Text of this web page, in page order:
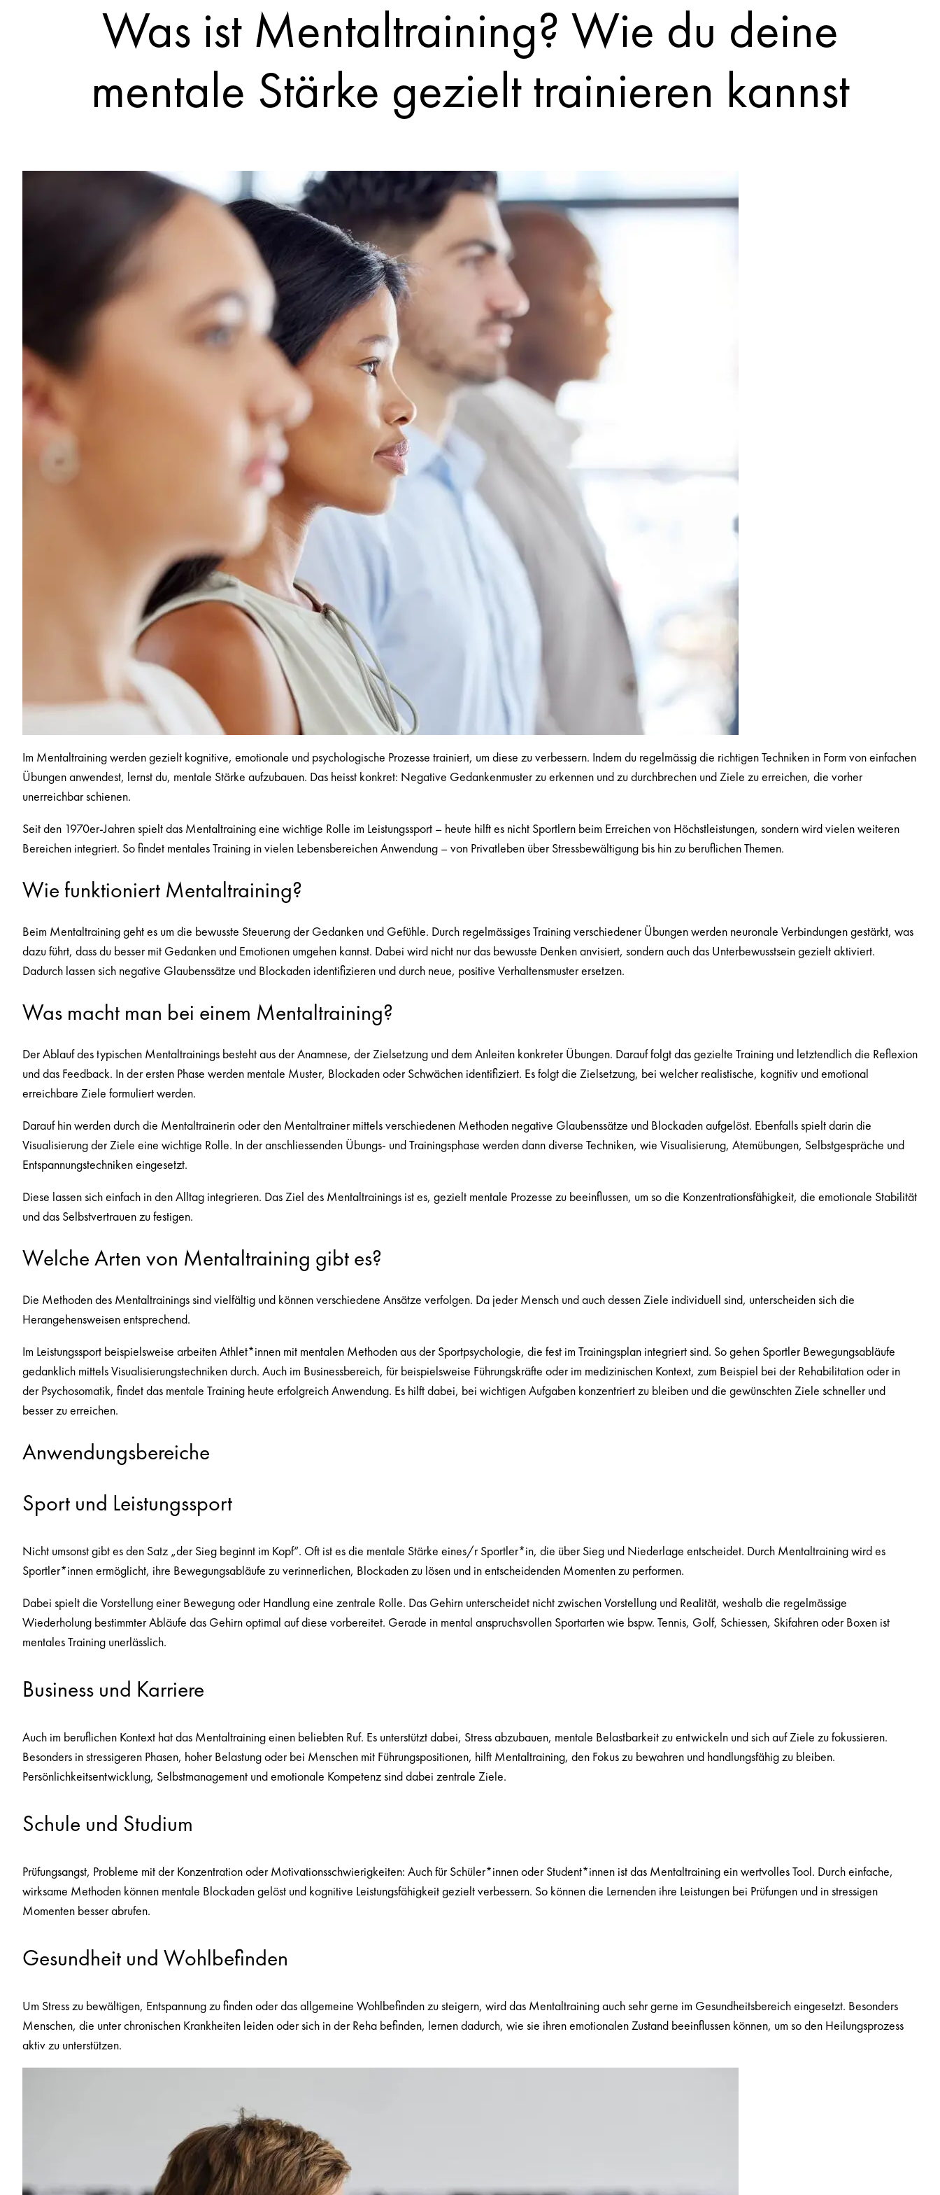
Was ist Mentaltraining? Wie du deine
mentale Stärke gezielt trainieren kannst
Im Mentaltraining werden gezielt kognitive, emotionale und psychologische Prozesse trainiert, um diese zu verbessern. Indem du regelmässig die richtigen Techniken in Form von einfachen
Übungen anwendest, lernst du, mentale Stärke aufzubauen. Das heisst konkret: Negative Gedankenmuster zu erkennen und zu durchbrechen und Ziele zu erreichen, die vorher
unerreichbar schienen.
Seit den 1970er-Jahren spielt das Mentaltraining eine wichtige Rolle im Leistungssport – heute hilft es nicht Sportlern beim Erreichen von Höchstleistungen, sondern wird vielen weiteren
Bereichen integriert. So findet mentales Training in vielen Lebensbereichen Anwendung – von Privatleben über Stressbewältigung bis hin zu beruflichen Themen.
Wie funktioniert Mentaltraining?
Beim Mentaltraining geht es um die bewusste Steuerung der Gedanken und Gefühle. Durch regelmässiges Training verschiedener Übungen werden neuronale Verbindungen gestärkt, was
dazu führt, dass du besser mit Gedanken und Emotionen umgehen kannst. Dabei wird nicht nur das bewusste Denken anvisiert, sondern auch das Unterbewusstsein gezielt aktiviert.
Dadurch lassen sich negative Glaubenssätze und Blockaden identifizieren und durch neue, positive Verhaltensmuster ersetzen.
Was macht man bei einem Mentaltraining?
Der Ablauf des typischen Mentaltrainings besteht aus der Anamnese, der Zielsetzung und dem Anleiten konkreter Übungen. Darauf folgt das gezielte Training und letztendlich die Reflexion
und das Feedback. In der ersten Phase werden mentale Muster, Blockaden oder Schwächen identifiziert. Es folgt die Zielsetzung, bei welcher realistische, kognitiv und emotional
erreichbare Ziele formuliert werden.
Darauf hin werden durch die Mentaltrainerin oder den Mentaltrainer mittels verschiedenen Methoden negative Glaubenssätze und Blockaden aufgelöst. Ebenfalls spielt darin die
Visualisierung der Ziele eine wichtige Rolle. In der anschliessenden Übungs- und Trainingsphase werden dann diverse Techniken, wie Visualisierung, Atemübungen, Selbstgespräche und
Entspannungstechniken eingesetzt.
Diese lassen sich einfach in den Alltag integrieren. Das Ziel des Mentaltrainings ist es, gezielt mentale Prozesse zu beeinflussen, um so die Konzentrationsfähigkeit, die emotionale Stabilität
und das Selbstvertrauen zu festigen.
Welche Arten von Mentaltraining gibt es?
Die Methoden des Mentaltrainings sind vielfältig und können verschiedene Ansätze verfolgen. Da jeder Mensch und auch dessen Ziele individuell sind, unterscheiden sich die
Herangehensweisen entsprechend.
Im Leistungssport beispielsweise arbeiten Athlet*innen mit mentalen Methoden aus der Sportpsychologie, die fest im Trainingsplan integriert sind. So gehen Sportler Bewegungsabläufe
gedanklich mittels Visualisierungstechniken durch. Auch im Businessbereich, für beispielsweise Führungskräfte oder im medizinischen Kontext, zum Beispiel bei der Rehabilitation oder in
der Psychosomatik, findet das mentale Training heute erfolgreich Anwendung. Es hilft dabei, bei wichtigen Aufgaben konzentriert zu bleiben und die gewünschten Ziele schneller und
besser zu erreichen.
Anwendungsbereiche
Sport und Leistungssport
Nicht umsonst gibt es den Satz „der Sieg beginnt im Kopf“. Oft ist es die mentale Stärke eines/r Sportler*in, die über Sieg und Niederlage entscheidet. Durch Mentaltraining wird es
Sportler*innen ermöglicht, ihre Bewegungsabläufe zu verinnerlichen, Blockaden zu lösen und in entscheidenden Momenten zu performen.
Dabei spielt die Vorstellung einer Bewegung oder Handlung eine zentrale Rolle. Das Gehirn unterscheidet nicht zwischen Vorstellung und Realität, weshalb die regelmässige
Wiederholung bestimmter Abläufe das Gehirn optimal auf diese vorbereitet. Gerade in mental anspruchsvollen Sportarten wie bspw. Tennis, Golf, Schiessen, Skifahren oder Boxen ist
mentales Training unerlässlich.
Business und Karriere
Auch im beruflichen Kontext hat das Mentaltraining einen beliebten Ruf. Es unterstützt dabei, Stress abzubauen, mentale Belastbarkeit zu entwickeln und sich auf Ziele zu fokussieren.
Besonders in stressigeren Phasen, hoher Belastung oder bei Menschen mit Führungspositionen, hilft Mentaltraining, den Fokus zu bewahren und handlungsfähig zu bleiben.
Persönlichkeitsentwicklung, Selbstmanagement und emotionale Kompetenz sind dabei zentrale Ziele.
Schule und Studium
Prüfungsangst, Probleme mit der Konzentration oder Motivationsschwierigkeiten: Auch für Schüler*innen oder Student*innen ist das Mentaltraining ein wertvolles Tool. Durch einfache,
wirksame Methoden können mentale Blockaden gelöst und kognitive Leistungsfähigkeit gezielt verbessern. So können die Lernenden ihre Leistungen bei Prüfungen und in stressigen
Momenten besser abrufen.
Gesundheit und Wohlbefinden
Um Stress zu bewältigen, Entspannung zu finden oder das allgemeine Wohlbefinden zu steigern, wird das Mentaltraining auch sehr gerne im Gesundheitsbereich eingesetzt. Besonders
Menschen, die unter chronischen Krankheiten leiden oder sich in der Reha befinden, lernen dadurch, wie sie ihren emotionalen Zustand beeinflussen können, um so den Heilungsprozess
aktiv zu unterstützen.